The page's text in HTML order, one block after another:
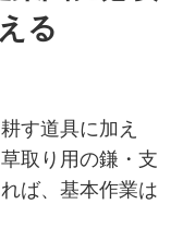
る
す道具に加え
取り用の鎌・支
ば、基本作業は